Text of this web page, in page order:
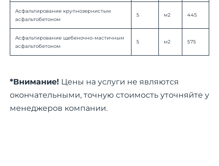
Асфальтирование крупнозерниcтым
асфальтобетоном
5 м2 445
Асфальтирование щебеночно-мастичным
асфальтобетоном
5 м2 575
*Внимание! Цены на услуги не являются
окончательными, точную стоимость уточняйте у
менеджеров компании.